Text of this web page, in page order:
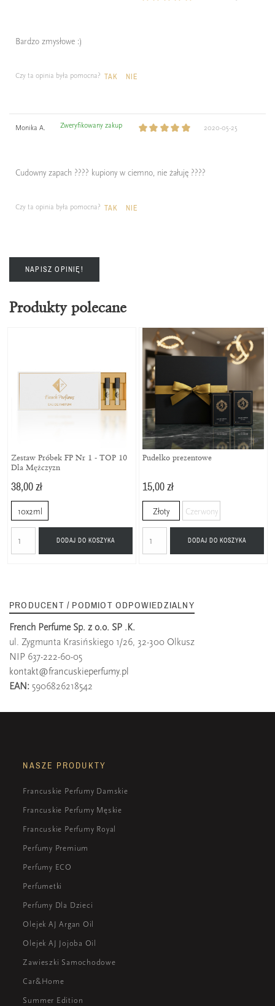
Bardzo zmysłowe :)
Czy ta opinia była pomocna? TAK NIE
Monika A. Zweryfikowany zakup 2020-05-25
Cudowny zapach ???? kupiony w ciemno, nie żałuję ????
Czy ta opinia była pomocna? TAK NIE
NAPISZ OPINIĘ!
Produkty polecane
Zestaw Próbek FP Nr 1 - TOP 10
Dla Mężczyzn
38,00 zł
10x2ml
DODAJ DO KOSZYKA
Pudełko prezentowe
15,00 zł
Złoty Czerwony
DODAJ DO KOSZYKA
PRODUCENT / PODMIOT ODPOWIEDZIALNY
French Perfume Sp. z o.o. SP .K.
ul. Zygmunta Krasińskiego 1/26, 32-300 Olkusz
NIP 637-222-60-05
kontakt@francuskieperfumy.pl
EAN: 5906826218542
NASZE PRODUKTY
Francuskie Perfumy Damskie
Francuskie Perfumy Męskie
Francuskie Perfumy Royal
Perfumy Premium
Perfumy ECO
Perfumetki
Perfumy Dla Dzieci
Olejek AJ Argan Oil
Olejek AJ Jojoba Oil
Zawieszki Samochodowe
Car&Home
Summer Edition